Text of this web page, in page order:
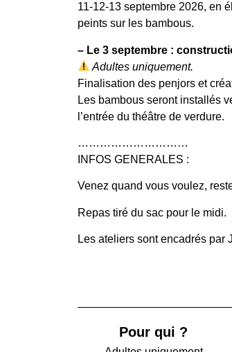
11-12-13 septembre 2026, en
peints sur les bambous.
– Le 3 septembre :
Adultes uniquement.
Finalisation des penjors et
Les bambous seront installés
l’entrée du théâtre de verdure.
…………………………
INFOS GENERALES :
Venez quand vous voulez,
Repas tiré du sac pour le midi.
Les ateliers sont encadrés par
Pour qui ?